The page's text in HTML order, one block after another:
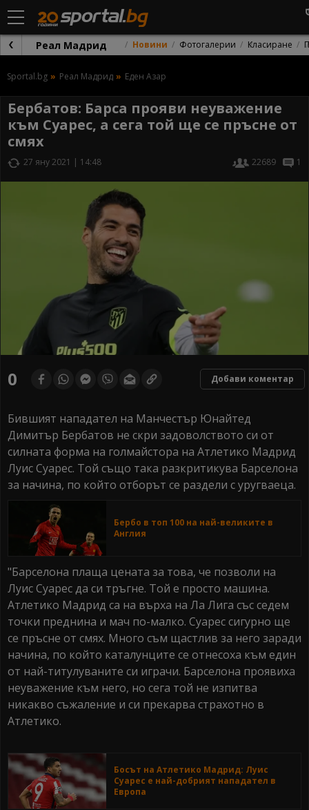
Реал Мадрид Новини Фотогалерии Класиране
Sportal.bg Реал Мадрид Еден Азар
Бербатов: Барса прояви неуважение
към Суарес, а сега той ще се пръсне от
смях
27 яну 2021 | 14:48 22689 1
0 Добави коментар
Бившият нападател на Манчестър Юнайтед
Димитър Бербатов не скри задоволството си от
силната форма на голмайстора на Атлетико Мадрид
Луис Суарес. Той също така разкритикува Барселона
за начина, по който отборът се раздели с уругваеца.
Бербо в топ 100 на най-великите в
Англия
"Барселона плаща цената за това, че позволи на
Луис Суарес да си тръгне. Той е просто машина.
Атлетико Мадрид са на върха на Ла Лига със седем
точки преднина и мач по-малко. Суарес сигурно ще
се пръсне от смях. Много съм щастлив за него заради
начина, по който каталунците се отнесоха към един
от най-титулуваните си играчи. Барселона проявиха
неуважение към него, но сега той не изпитва
никакво съжаление и си прекарва страхотно в
Атлетико.
Босът на Атлетико Мадрид: Луис
Суарес е най-добрият нападател в
Европа